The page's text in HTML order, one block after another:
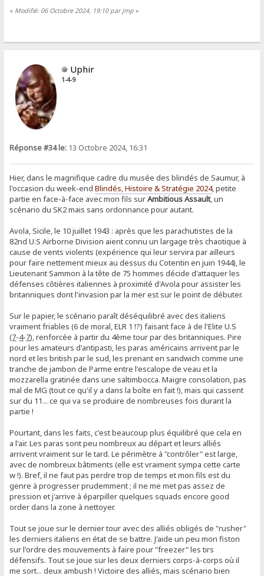
« Modifié: 06 Octobre 2024, 19:10 par jmp »
Uphir
1-4-9
Réponse #34 le: 13 Octobre 2024, 16:31
Hier, dans le magnifique cadre du musée des blindés de Saumur, à
l'occasion du week-endBlindés, Histoire & Stratégie 2024, petite
partie en face-à-face avec mon fils surAmbitious Assault, un
scénario du SK2 mais sans ordonnance pour autant.
Avola, Sicile, le 10 juillet 1943 : après que les parachutistes de la
82nd U.S Airborne Division aient connu un largage très chaotique à
cause de vents violents (expérience qui leur servira par ailleurs
pour faire nettement mieux au dessus du Cotentin en juin 1944), le
Lieutenant Sammon à la tête de 75 hommes décide d'attaquer les
défenses côtières italiennes à proximité d'Avola pour assister les
britanniques dont l'invasion par la mer est sur le point de débuter.
Sur le papier, le scénario paraît déséquilibré avec des italiens
vraiment friables (6 de moral, ELR 1 !?) faisant face à de l'Elite U.S
(7-4-7), renforcée à partir du 4ème tour par des britanniques. Pire
pour les amateurs d'antipasti, les paras américains arrivent par le
nord et les british par le sud, les prenant en sandwich comme une
tranche de jambon de Parme entre l'escalope de veau et la
mozzarella gratinée dans une saltimbocca. Maigre consolation, pas
mal de MG (tout ce qu'il y a dans la boîte en fait !), mais qui cassent
sur du 11... ce qui va se produire de nombreuses fois durant la
partie !
Pourtant, dans les faits, c'est beaucoup plus équilibré que cela en
a l'air. Les paras sont peu nombreux au départ et leurs alliés
arrivent vraiment sur le tard. Le périmètre à "contrôler" est large,
avec de nombreux bâtiments (elle est vraiment sympa cette carte
w !). Bref, il ne faut pas perdre trop de temps et mon fils est du
genre à progresser prudemment ; il ne me met pas assez de
pression et j'arrive à éparpiller quelques squads encore good
order dans la zone à nettoyer.
Tout se joue sur le dernier tour avec des alliés obligés de "rusher"
les derniers italiens en état de se battre. J'aide un peu mon fiston
sur l'ordre des mouvements à faire pour "freezer" les tirs
défensifs. Tout se joue sur les deux derniers corps-à-corps où il
me sort... deux ambush ! Victoire des alliés, mais scénario bien